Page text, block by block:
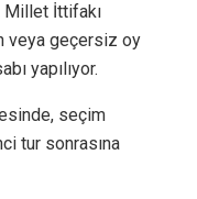
İttifakı
veya geçersiz oy
yapılıyor.
seçim
tur sonrasına